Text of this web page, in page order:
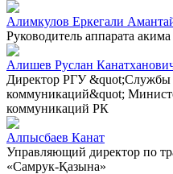
Алимкулов Еркегали
Руководитель аппарата
Алишев Руслан
Директор РГУ &quot;Службы
коммуникаций&quot;
коммуникаций РК
Алпысбаев Канат
Управляющий директор по
«Самрук-Қазына»